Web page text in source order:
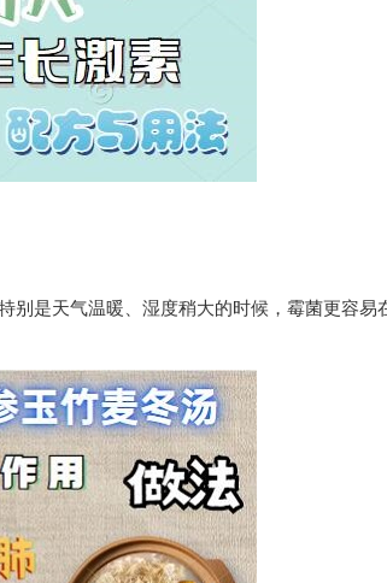
别是天气温暖、湿度稍大的时候，霉菌更容易